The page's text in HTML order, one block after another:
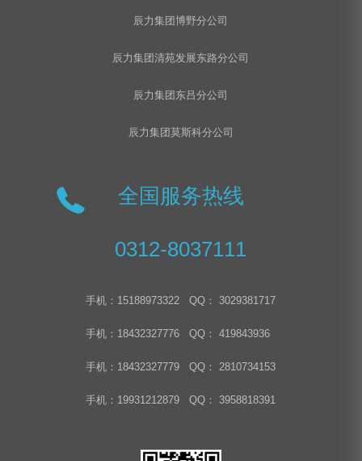
辰力集团博野分公司
辰力集团清苑发展东路分公司
辰力集团东吕分公司
辰力集团莫斯科分公司
全国服务热线
0312-8037111
手机：15188973322 QQ： 3029381717
手机：18432327776 QQ： 419843936
手机：18432327779 QQ： 2810734153
手机：19931212879 QQ： 3958818391